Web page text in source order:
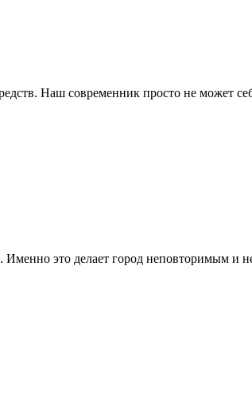
Наш современник просто не может
Именно это делает город неповторимым и